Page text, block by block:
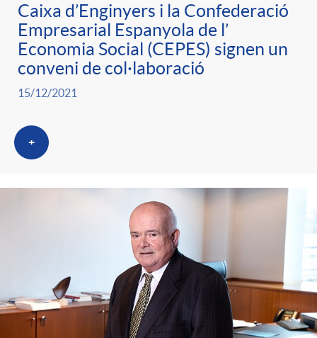
Caixa d’Enginyers i la Confederació
Empresarial Espanyola de l’
Economia Social (CEPES) signen un
conveni de col·laboració
15/12/2021
+